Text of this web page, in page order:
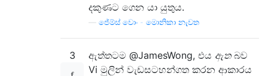
දකුණට ගෙන යා යුතුය.
ජේම්ස් වොං - මොනිකා නැවත
3 ඇත්තටම @JamesWong, එය ඇතබව
Vi මුලින් වැඩසටහන්ගත කරන ආකාරය